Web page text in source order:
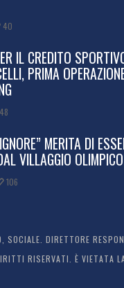
40
IL CREDITO
PRIMA
48
MERITA DI
VILLAGGIO OLIMPICO
106
SOCIALE. DIRETTORE
È VIETATA LA